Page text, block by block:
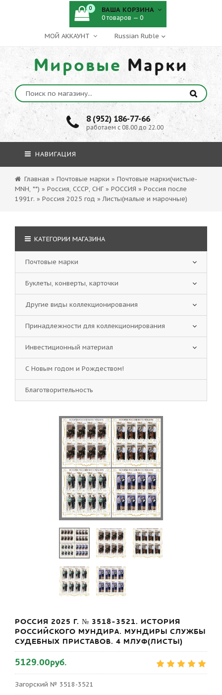
МОЙ АККАУНТ
Мировые Марки
8 (952) 186-77-66
работаем с 08.00 до 22.00
0 ВАША КОРЗИНА
0 товаров — 0
НАВИГАЦИЯ
Главная » Почтовые марки » Почтовые марки(чистые-
MNH, **) » Россия, СССР, СНГ » РОССИЯ » Россия после
1991г. » Россия 2025 год » Листы(малые и марочные)
РОССИЯ 2025 Г. № 3518-3521. ИСТОРИЯ
РОССИЙСКОГО МУНДИРА. МУНДИРЫ СЛУЖБЫ
СУДЕБНЫХ ПРИСТАВОВ. 4 МЛУФ(ЛИСТЫ)
5129.00руб.
Загорский № 3518-3521
КАТЕГОРИИ МАГАЗИНА
Почтовые марки
Буклеты, конверты, карточки
Другие виды коллекционирования
Принадлежности для коллекционирования
Инвестиционный материал
С Новым годом и Рождеством!
Благотворительность